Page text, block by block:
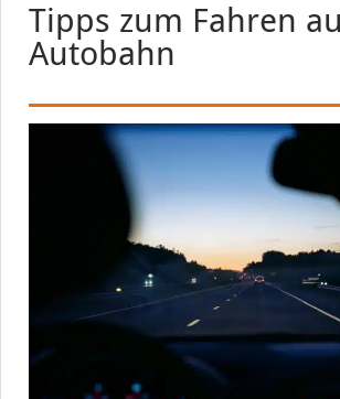
Tipps zum Fahren
Autobahn